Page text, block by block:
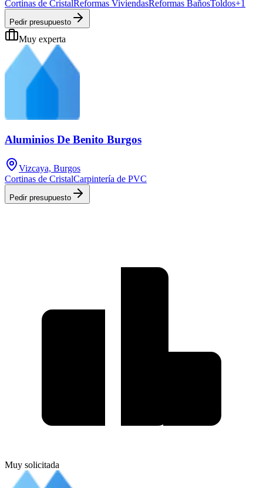
Cortinas de CristalReformas ViviendasReformas BañosToldos+1
Pedir presupuesto
Muy experta
Aluminios De Benito Burgos
Vizcaya, Burgos
Cortinas de CristalCarpintería de PVC
Pedir presupuesto
Muy solicitada